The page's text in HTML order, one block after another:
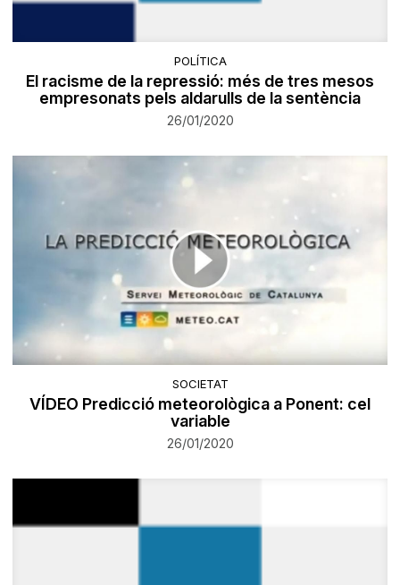
POLÍTICA
El racisme de la repressió: més de tres mesos
empresonats pels aldarulls de la sentència
26/01/2020
SOCIETAT
VÍDEO Predicció meteorològica a Ponent: cel
variable
26/01/2020